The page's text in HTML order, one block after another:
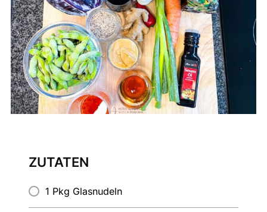
ZUTATEN
1 Pkg Glasnudeln